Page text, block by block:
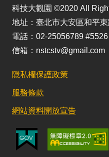
科技大觀園 ©2020 All
地址：臺北市大安區和平
電話：02-25056789 #5526
信箱：nstcstv@gmail.com
隱私權保護政策
服務條款
網站資料開放宣告